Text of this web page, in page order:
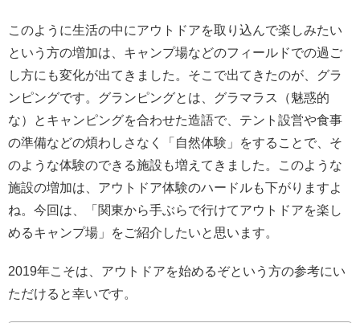
このように生活の中にアウトドアを取り込んで楽しみたい
という方の増加は、キャンプ場などのフィールドでの過ご
し方にも変化が出てきました。そこで出てきたのが、グラ
ンピングです。グランピングとは、グラマラス（魅惑的
な）とキャンピングを合わせた造語で、テント設営や食事
の準備などの煩わしさなく「自然体験」をすることで、そ
のような体験のできる施設も増えてきました。このような
施設の増加は、アウトドア体験のハードルも下がりますよ
ね。今回は、「関東から手ぶらで行けてアウトドアを楽し
めるキャンプ場」をご紹介したいと思います。
2019年こそは、アウトドアを始めるぞという方の参考にい
ただけると幸いです。